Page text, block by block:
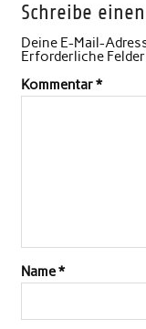
Schreibe
Deine E-Mail-
Erforderliche
Kommentar*
Name*